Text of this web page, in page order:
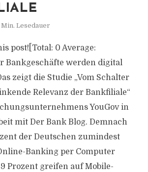
Min. Lesedauer
post![Total: 0 Average:
Bankgeschäfte werden digital
zeigt die Studie „Vom Schalter
Relevanz der Bankfiliale“
YouGov in
mit Der Bank Blog. Demnach
der Deutschen zumindest
Banking per Computer
Prozent greifen auf Mobile-